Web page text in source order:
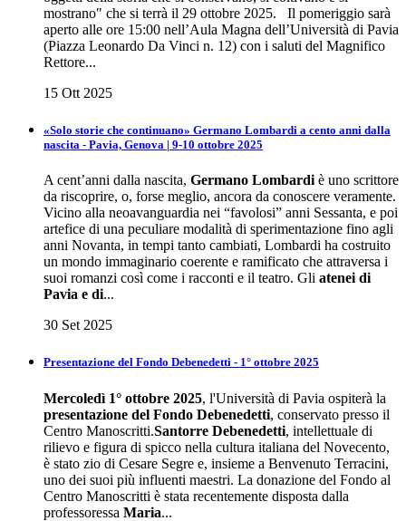
mostrano" che si terrà il 29 ottobre 2025. Il pomeriggio sarà
aperto alle ore 15:00 nell’Aula Magna dell’Università di Pavia
(Piazza Leonardo Da Vinci n. 12) con i saluti del Magnifico
Rettore...
15 Ott 2025
«Solo storie che continuano» Germano Lombardi a cento anni dalla
nascita - Pavia, Genova | 9-10 ottobre 2025
A cent’anni dalla nascita, Germano Lombardi è uno scrittore
da riscoprire, o, forse meglio, ancora da conoscere veramente.
Vicino alla neoavanguardia nei “favolosi” anni Sessanta, e poi
artefice di una peculiare modalità di sperimentazione fino agli
anni Novanta, in tempi tanto cambiati, Lombardi ha costruito
un mondo immaginario coerente e ramificato che attraversa i
suoi romanzi così come i racconti e il teatro. Gli atenei di
Pavia e di...
30 Set 2025
Presentazione del Fondo Debenedetti - 1° ottobre 2025
Mercoledì 1° ottobre 2025, l'Università di Pavia ospiterà la
presentazione del Fondo Debenedetti, conservato presso il
Centro Manoscritti.Santorre Debenedetti, intellettuale di
rilievo e figura di spicco nella cultura italiana del Novecento,
è stato zio di Cesare Segre e, insieme a Benvenuto Terracini,
uno dei suoi più influenti maestri. La donazione del Fondo al
Centro Manoscritti è stata recentemente disposta dalla
professoressa Maria...